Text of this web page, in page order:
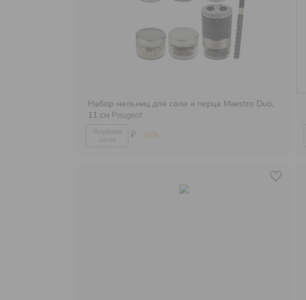
₽ -24%
Набор мельниц для соли и перца Maestro Duo,
11 см Peugeot